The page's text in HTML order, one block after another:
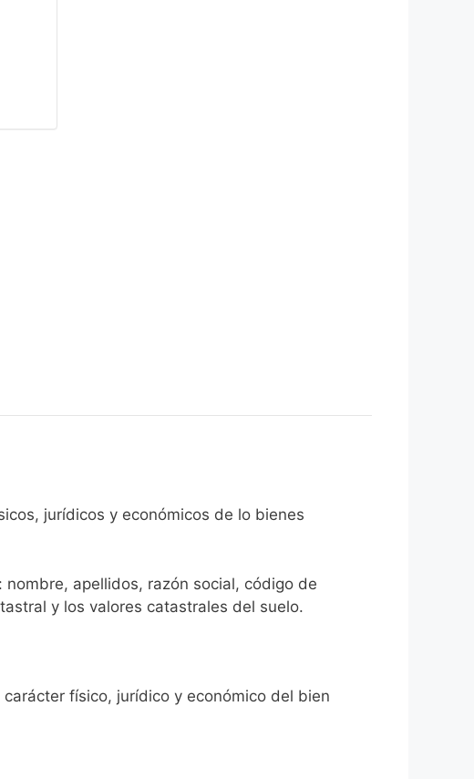
jurídicos y económicos de lo bienes
apellidos, razón social, código de
y los valores catastrales del suelo.
físico, jurídico y económico del bien